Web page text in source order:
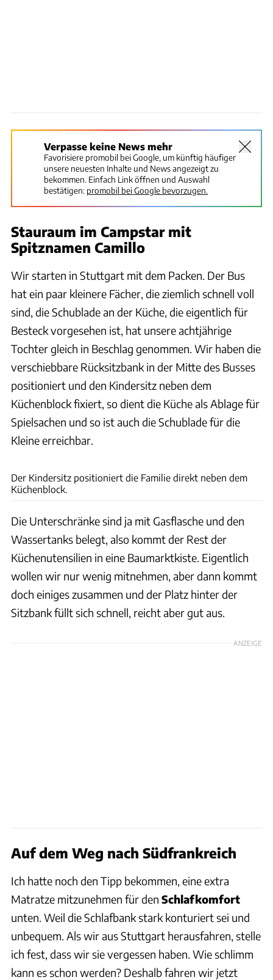
Verpasse keine News mehr
Favorisiere promobil bei Google, um künftig häufiger
unsere neuesten Inhalte und News angezeigt zu
bekommen. Einfach Link öffnen und Auswahl
bestätigen: promobil bei Google bevorzugen.
Stauraum im Campstar mit
Spitznamen Camillo
Wir starten in Stuttgart mit dem Packen. Der Bus
hat ein paar kleinere Fächer, die ziemlich schnell voll
sind, die Schublade an der Küche, die eigentlich für
Besteck vorgesehen ist, hat unsere achtjährige
Tochter gleich in Beschlag genommen. Wir haben die
verschiebbare Rücksitzbank in der Mitte des Busses
positioniert und den Kindersitz neben dem
Küchenblock fixiert, so dient die Küche als Ablage für
Spielsachen und so ist auch die Schublade für die
Kleine erreichbar.
Der Kindersitz positioniert die Familie direkt neben dem
Küchenblock.
Die Unterschränke sind ja mit Gasflasche und den
Wassertanks belegt, also kommt der Rest der
Küchenutensilien in eine Baumarktkiste. Eigentlich
wollen wir nur wenig mitnehmen, aber dann kommt
doch einiges zusammen und der Platz hinter der
Sitzbank füllt sich schnell, reicht aber gut aus.
ANZEIGE
Auf dem Weg nach Südfrankreich
Ich hatte noch den Tipp bekommen, eine extra
Matratze mitzunehmen für den Schlafkomfort
unten. Weil die Schlafbank stark konturiert sei und
unbequem. Als wir aus Stuttgart herausfahren, stelle
ich fest, dass wir sie vergessen haben. Wie schlimm
kann es schon werden? Deshalb fahren wir jetzt